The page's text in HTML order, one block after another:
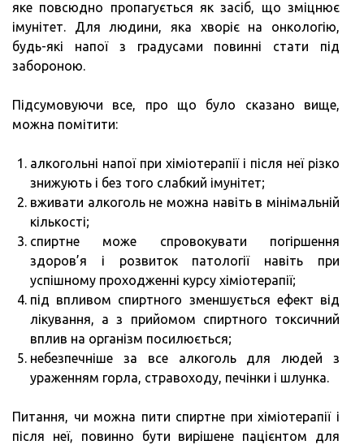
яке повсюдно пропагується як засіб, що зміцнює
імунітет. Для людини, яка хворіє на онкологію,
будь-які напої з градусами повинні стати під
забороною.
Підсумовуючи все, про що було сказано вище,
можна помітити:
алкогольні напої при хіміотерапії і після неї різко
знижують і без того слабкий імунітет;
вживати алкоголь не можна навіть в мінімальній
кількості;
спиртне може спровокувати погіршення
здоров’я і розвиток патології навіть при
успішному проходженні курсу хіміотерапії;
під впливом спиртного зменшується ефект від
лікування, а з прийомом спиртного токсичний
вплив на організм посилюється;
небезпечніше за все алкоголь для людей з
ураженням горла, стравоходу, печінки і шлунка.
Питання, чи можна пити спиртне при хіміотерапії і
після неї, повинно бути вирішене пацієнтом для